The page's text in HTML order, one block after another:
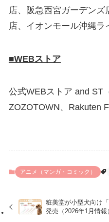
店、阪急西宮ガーデン
店、イオンモール沖縄ラ
■WEBストア
公式WEBストア and ST
ZOZOTOWN、Rakuten
アニメ（マンガ・コミック）
粧美堂が小型犬向け
発売（2026年1月情報